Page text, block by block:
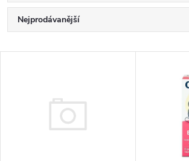
Ř
a
Nejprodávanější